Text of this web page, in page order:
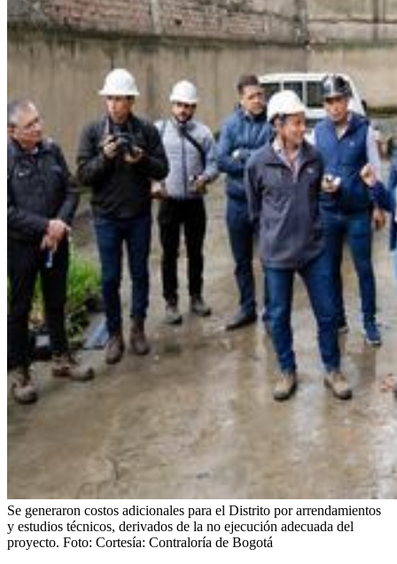
Se generaron costos adicionales para el Distrito por arrendamientos
y estudios técnicos, derivados de la no ejecución adecuada del
proyecto. Foto: Cortesía: Contraloría de Bogotá